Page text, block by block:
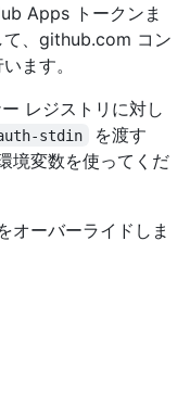
Apps トークンま
て、github.com コン
ます。
レジストリに対し
stdin
を渡す
境変数を使ってくだ
オーバーライドしま